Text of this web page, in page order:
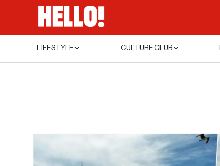
LIFESTYLE CULTURE CLUB